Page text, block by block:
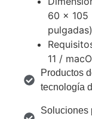
60 x 105
pulgadas)
11 /
Productos
tecnología
Soluciones